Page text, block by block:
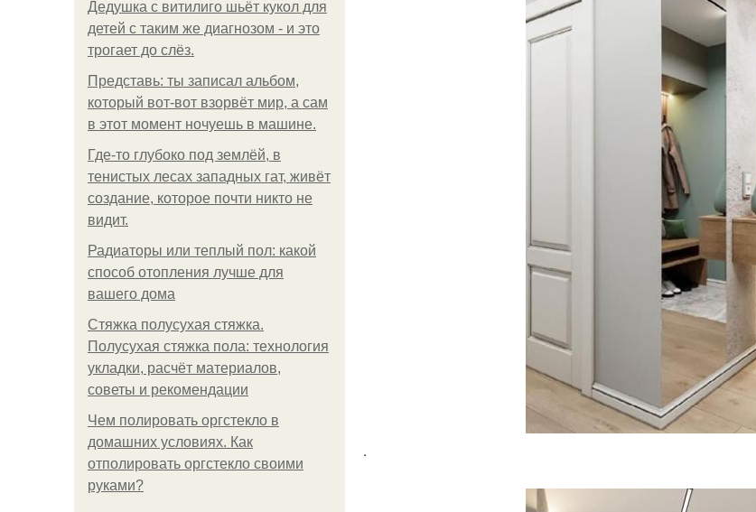
Дедушка с витилиго шьёт кукол для
детей с таким же диагнозом - и это
трогает до слёз.
Представь: ты записал альбом,
который вот-вот взорвёт мир, а сам
в этот момент ночуешь в машине.
Где-то глубоко под землёй, в
тенистых лесах западных гат, живёт
создание, которое почти никто не
видит.
Радиаторы или теплый пол: какой
способ отопления лучше для
вашего дома
Стяжка полусухая стяжка.
Полусухая стяжка пола: технология
укладки, расчёт материалов,
советы и рекомендации
Чем полировать оргстекло в
домашних условиях. Как
отполировать оргстекло своими
руками?
.